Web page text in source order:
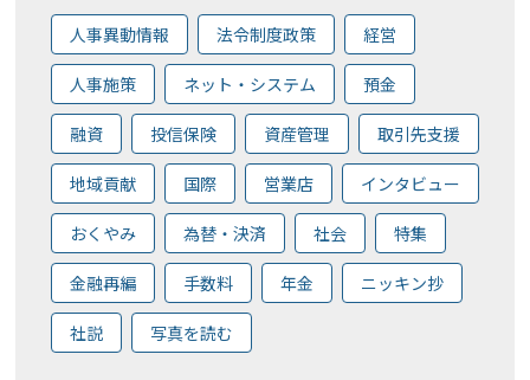
人事異動情報 法令制度政策 経営
人事施策 ネット・システム 預金
融資 投信保険 資産管理 取引先支援
地域貢献 国際 営業店 インタビュー
おくやみ 為替・決済 社会 特集
金融再編 手数料 年金 ニッキン抄
社説 写真を読む